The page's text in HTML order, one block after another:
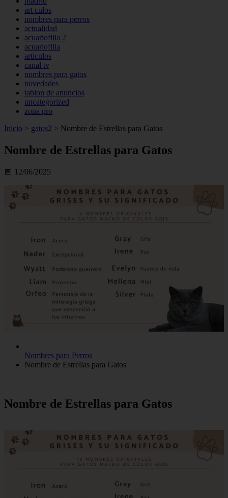
art culos
nombres para perros
actualidad
acuariofilia 2
acuariofilia
articulos
canal tv
nombres para gatos
novedades
tablon de anuncios
uncategorized
zona pro
Inicio > gatos2 > Nombre de Estrellas para Gatos
Nombre de Estrellas para Gatos
📅 12/06/2025
Nombres para Perros
Nombre de Estrellas para Gatos
Nombre de Estrellas para Gatos